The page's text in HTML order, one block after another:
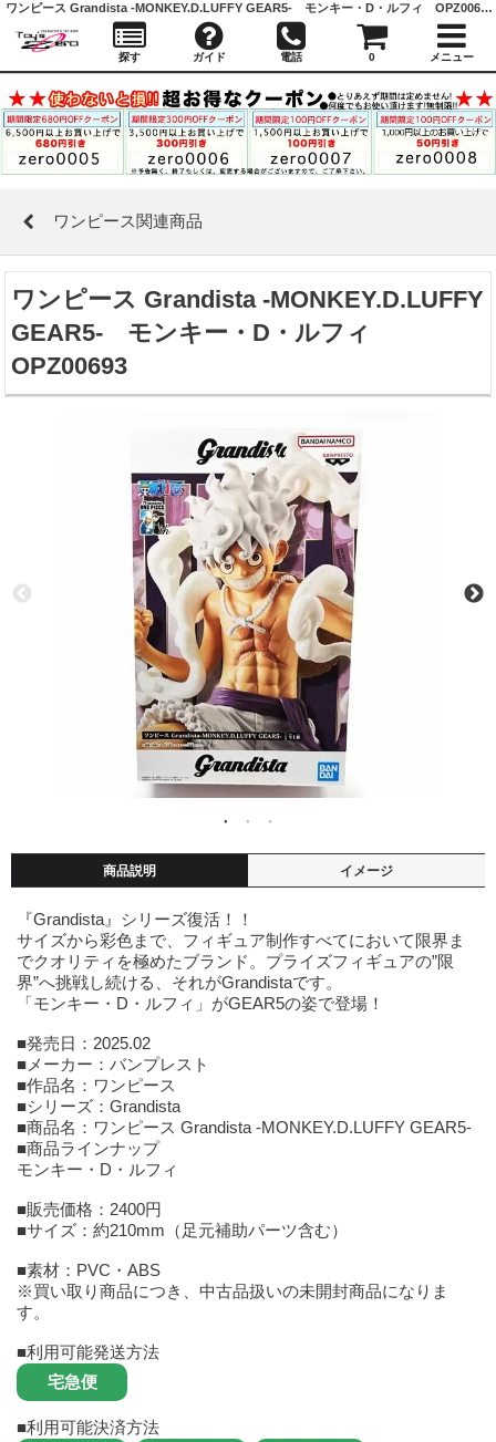
ワンピース関連商品
ワンピース Grandista -MONKEY.D.LUFFY
GEAR5- モンキー・D・ルフィ
OPZ00693
商品説明 イメージ
『Grandista』シリーズ復活！！
サイズから彩色まで、フィギュア制作すべてにおいて限界ま
でクオリティを極めたブランド。プライズフィギュアの”限
界”へ挑戦し続ける、それがGrandistaです。
「モンキー・D・ルフィ」がGEAR5の姿で登場！
■発売日：2025.02
■メーカー：バンプレスト
■作品名：ワンピース
■シリーズ：Grandista
■商品名：ワンピース Grandista -MONKEY.D.LUFFY GEAR5-
■商品ラインナップ
モンキー・D・ルフィ
■販売価格：2400円
■サイズ：約210mm（足元補助パーツ含む）
■素材：PVC・ABS
※買い取り商品につき、中古品扱いの未開封商品になりま
す。
■利用可能発送方法
■利用可能決済方法
ワンピース Grandista -MONKEY.D.LUFFY GEAR5- モンキー・D・ルフィ OPZ00693 ｜ ワンピース関連商品 ｜ガシャポン,フィギュア,トミカ,食玩,販売,通販,大阪,日本橋, 『Toy's Zero』 トイズゼロ
探す ガイド 電話 0 メニュー